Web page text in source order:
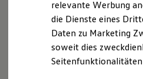
Marke und Erlebnis
Volkswagen R und R
R-Modelle
Driving Experience
Volkswagen entdecken
Volkswagen Economy
Service
Online-
relevante Werbung
die Dienste eines
Daten zu Marketing
soweit dies